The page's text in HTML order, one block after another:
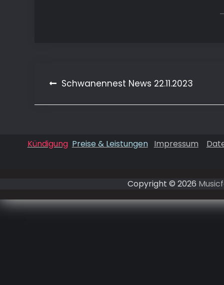
Beitragsnavigation
Schwanennest News 22.11.2023
Kündigung Preise & Leistungen Impressum
Copyright © 2026